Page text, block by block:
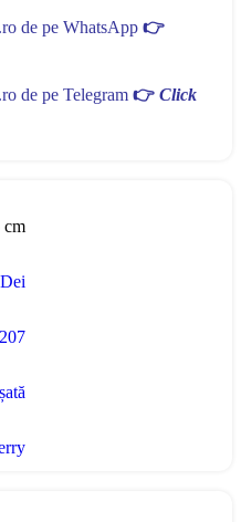
de pe WhatsApp 👉
de pe Telegram 👉 Click
cm
207